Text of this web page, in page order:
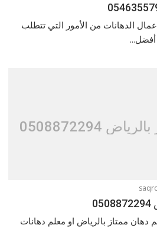
الدهانات من الأمور التي تتطلب
أفضل...
0508872294
دهان ممتاز بالرياض او معلم دهانات